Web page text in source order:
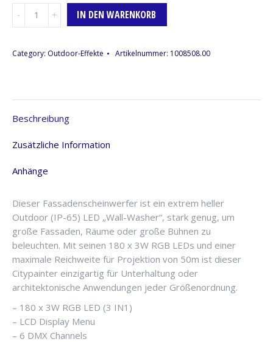
Fassadenscheinwerfer,
3W
wasserfest
IN DEN WARENKORB
Category: Outdoor-Effekte Artikelnummer: 1008508.00
Beschreibung
Zusätzliche Information
Anhänge
Dieser Fassadenscheinwerfer ist ein extrem heller
Outdoor (IP-65) LED „Wall-Washer“, stark genug, um
große Fassaden, Räume oder große Bühnen zu
beleuchten. Mit seinen 180 x 3W RGB LEDs und einer
maximale Reichweite für Projektion von 50m ist dieser
Citypainter einzigartig für Unterhaltung oder
architektonische Anwendungen jeder Größenordnung.
– 180 x 3W RGB LED (3 IN1)
– LCD Display Menu
– 6 DMX Channels